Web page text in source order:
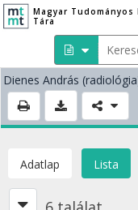
Magyar Tudományos
Tára
Dienes András
Adatlap Lista